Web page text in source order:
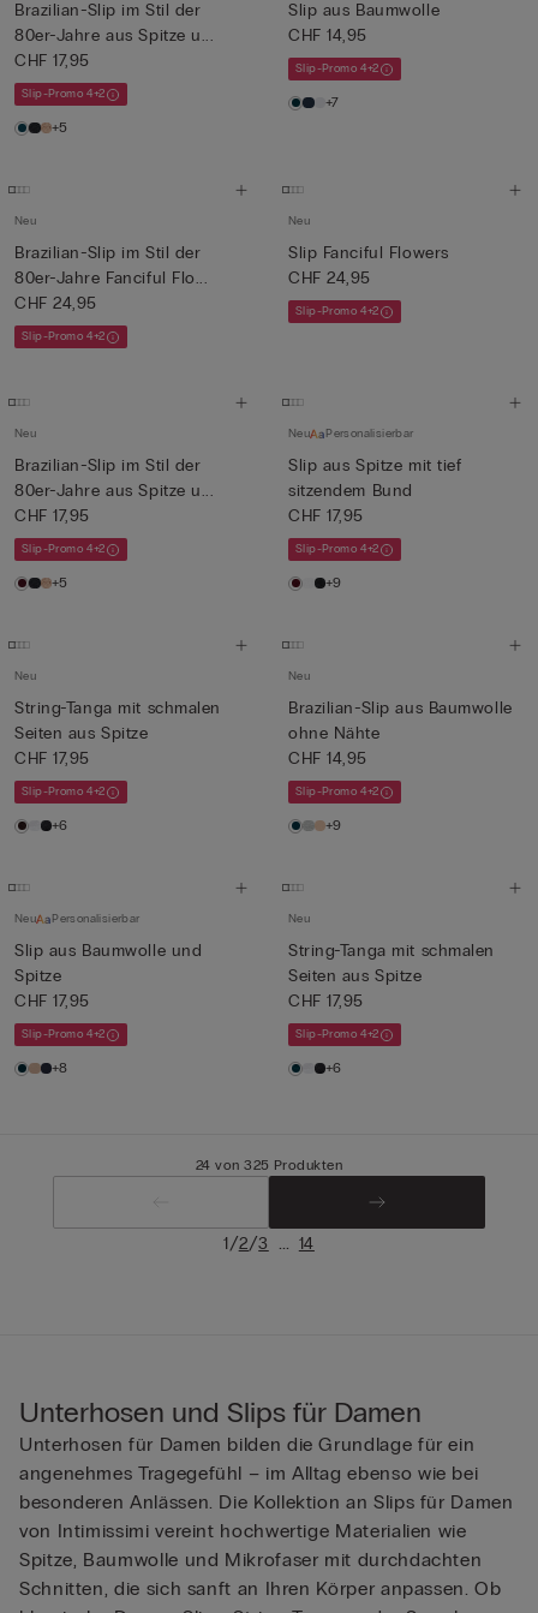
Brazilian-Slip im Stil der
80er-Jahre aus Spitze u...
CHF 17,95
Slip-Promo 4+2
+5
Slip aus Baumwolle
CHF 14,95
Slip-Promo 4+2
+7
Neu
Brazilian-Slip im Stil der
80er-Jahre Fanciful Flo...
CHF 24,95
Slip-Promo 4+2
Neu
Slip Fanciful Flowers
CHF 24,95
Slip-Promo 4+2
Neu
Brazilian-Slip im Stil der
80er-Jahre aus Spitze u...
CHF 17,95
Slip-Promo 4+2
+5
Neu Personalisierbar
Slip aus Spitze mit tief
sitzendem Bund
CHF 17,95
Slip-Promo 4+2
+9
Neu
String-Tanga mit schmalen
Seiten aus Spitze
CHF 17,95
Slip-Promo 4+2
+6
Neu
Brazilian-Slip aus Baumwolle
ohne Nähte
CHF 14,95
Slip-Promo 4+2
+9
Neu Personalisierbar
Slip aus Baumwolle und
Spitze
CHF 17,95
Slip-Promo 4+2
+8
Neu
String-Tanga mit schmalen
Seiten aus Spitze
CHF 17,95
Slip-Promo 4+2
+6
24 von 325 Produkten
1/2/3 ... 14
Unterhosen und Slips für Damen
Unterhosen für Damen bilden die Grundlage für ein
angenehmes Tragegefühl – im Alltag ebenso wie bei
besonderen Anlässen. Die Kollektion an Slips für Damen
von Intimissimi vereint hochwertige Materialien wie
Spitze, Baumwolle und Mikrofaser mit durchdachten
Schnitten, die sich sanft an Ihren Körper anpassen. Ob